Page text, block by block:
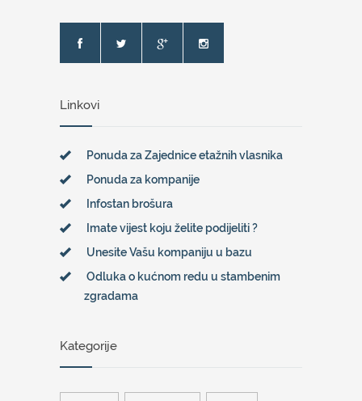
Linkovi
Ponuda za Zajednice etažnih vlasnika
Ponuda za kompanije
Infostan brošura
Imate vijest koju želite podijeliti ?
Unesite Vašu kompaniju u bazu
Odluka o kućnom redu u stambenim
zgradama
Kategorije